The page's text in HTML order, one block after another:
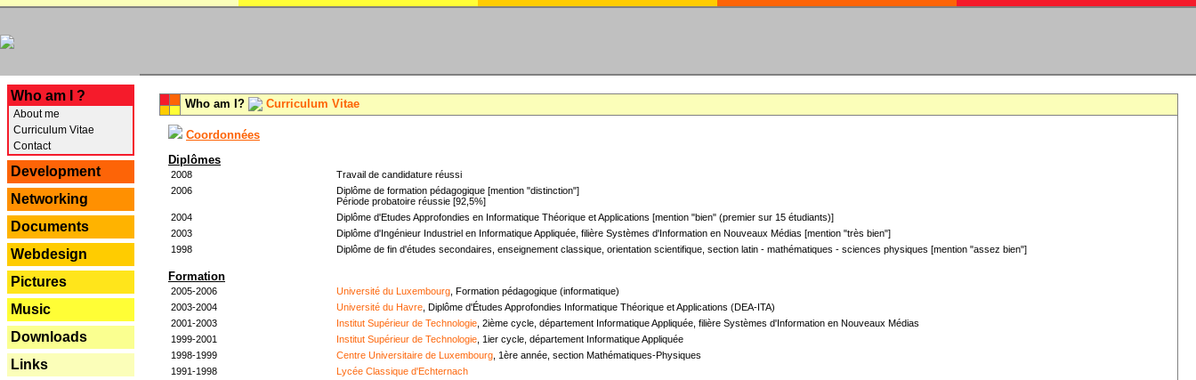
Who am I ?
About me
Curriculum Vitae
Contact
Development
Networking
Documents
Webdesign
Pictures
Music
Downloads
Links
Who am I? Curriculum Vitae
Coordonnées
Diplômes
2008
Travail de candidature réussi
2006
Diplôme de formation pédagogique [mention "distinction"]
Période probatoire réussie [92,5%]
2004
Diplôme d'Etudes Approfondies en Informatique Théorique et Applications [mention "bien" (premier sur 15 étudiants)]
2003
Diplôme d'Ingénieur Industriel en Informatique Appliquée, filière Systèmes d'Information en Nouveaux Médias [mention "très bien"]
1998
Diplôme de fin d'études secondaires, enseignement classique, orientation scientifique, section latin - mathématiques - sciences physiques [mention "assez bien"]
Formation
2005-2006 Université du Luxembourg , Formation pédagogique (informatique)
2003-2004
Université du Havre , Diplôme d'Études Approfondies Informatique Théorique et Applications (DEA-ITA)
2001-2003
Institut Supérieur de Technologie , 2ième cycle, département Informatique Appliquée, filière Systèmes d'Information en Nouveaux Médias
1999-2001
Institut Supérieur de Technologie , 1ier cycle, département Informatique Appliquée
1998-1999
Centre Universitaire de Luxembourg , 1ère année, section Mathématiques-Physiques
1991-1998
Lycée Classique d'Echternach